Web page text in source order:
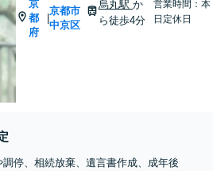
京
都
府
京都市
中京区
烏丸駅 か
ら徒歩4分
営業時間：本
日定休日
調停、相続放棄、遺言書作成、成年後